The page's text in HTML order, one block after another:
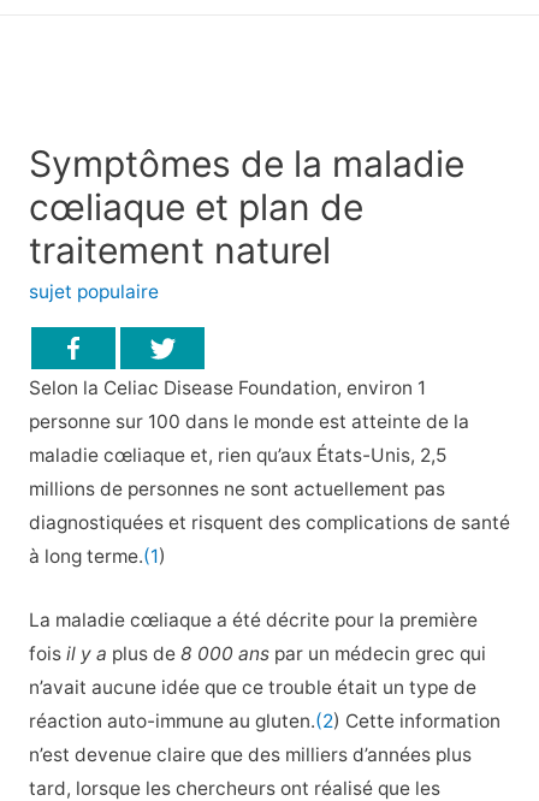
Symptômes de la maladie
cœliaque et plan de
traitement naturel
sujet populaire
Selon la Celiac Disease Foundation, environ 1
personne sur 100 dans le monde est atteinte de la
maladie cœliaque et, rien qu’aux États-Unis, 2,5
millions de personnes ne sont actuellement pas
diagnostiquées et risquent des complications de santé
à long terme.(1)
La maladie cœliaque a été décrite pour la première
foisil y a plus de8 000 anspar un médecin grec qui
n’avait aucune idée que ce trouble était un type de
réaction auto-immune au gluten.(2) Cette information
n’est devenue claire que des milliers d’années plus
tard, lorsque les chercheurs ont réalisé que les